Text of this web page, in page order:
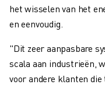
het wisselen van het
en eenvoudig.
"Dit zeer aanpasbare
scala aan industrieën,
voor andere klanten